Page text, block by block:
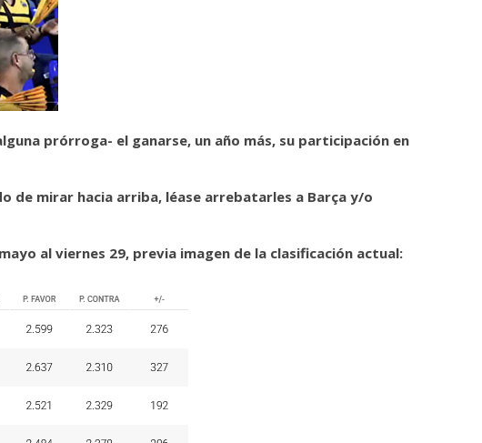
prórroga- el ganarse, un año más, su participación en
de mirar hacia arriba, léase arrebatarles a Barça y/o
al viernes 29, previa imagen de la clasificación actual: